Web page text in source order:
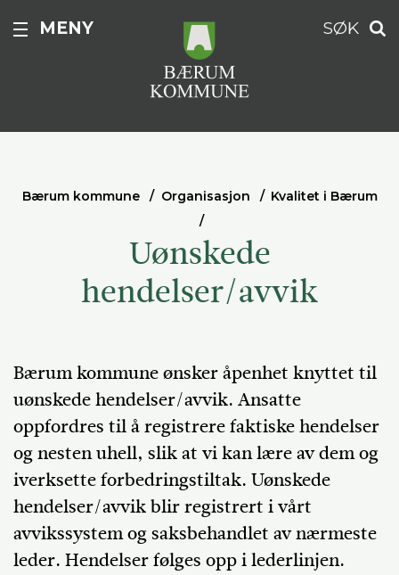
MENY SØK
Bærum kommune Organisasjon Kvalitet i Bærum
Uønskede
hendelser/avvik
Bærum kommune ønsker åpenhet knyttet til
uønskede hendelser/avvik. Ansatte
oppfordres til å registrere faktiske hendelser
og nesten uhell, slik at vi kan lære av dem og
iverksette forbedringstiltak. Uønskede
hendelser/avvik blir registrert i vårt
avvikssystem og saksbehandlet av nærmeste
leder. Hendelser følges opp i lederlinjen.